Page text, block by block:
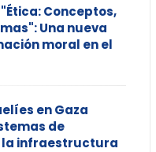
Conceptos,
Una nueva
moral en el
en Gaza
de
infraestructura